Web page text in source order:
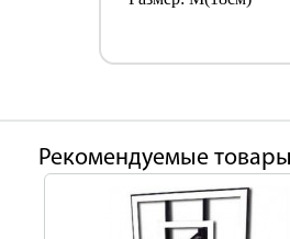
Рекомендуемые товары